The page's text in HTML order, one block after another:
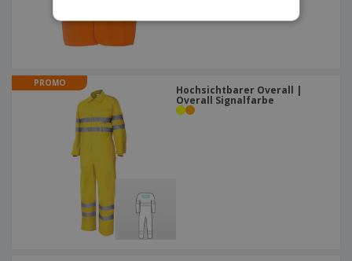
PROMO
Hochsichtbarer Overall |
Overall Signalfarbe